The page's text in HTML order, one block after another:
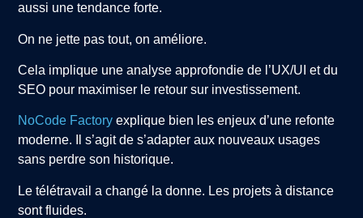
aussi une tendance forte.
On ne jette pas tout, on améliore.
Cela implique une analyse approfondie de l’UX/UI et du
SEO pour maximiser le retour sur investissement.
NoCode Factory explique bien les enjeux d’une refonte
moderne. Il s’agit de s’adapter aux nouveaux usages
sans perdre son historique.
Le télétravail a changé la donne. Les projets à distance
sont fluides.